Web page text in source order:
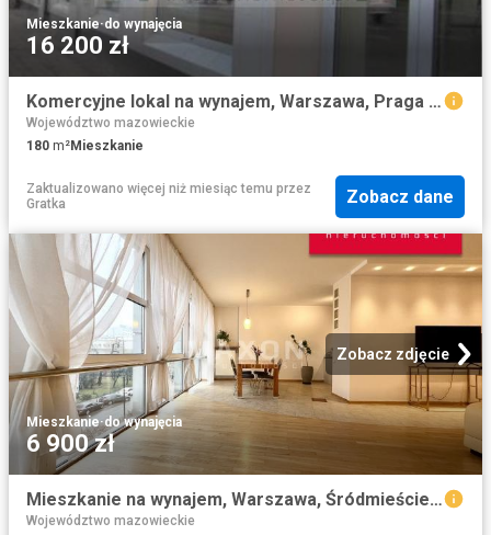
Mieszkanie·do wynajęcia
16 200 zł
Komercyjne lokal na wynajem, Warszawa, Praga Południe
Województwo mazowieckie
180 m²Mieszkanie
Zaktualizowano więcej niż miesiąc temu przez
Gratka
Zobacz dane
Zobacz zdjęcie
Mieszkanie·do wynajęcia
6 900 zł
Mieszkanie na wynajem, Warszawa, Śródmieście, Górnośląska
Województwo mazowieckie